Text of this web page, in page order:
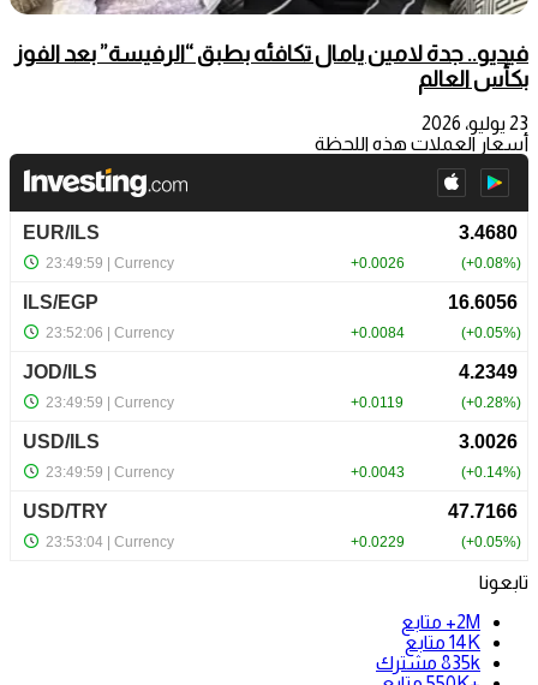
فيديو.. جدة لامين يامال تكافئه بطبق “الرفيسة” بعد الفوز
بكأس العالم
23 يوليو، 2026
أسعار العملات هذه اللحظة
تابعونا
2M+
متابع
14K متابع
835k مشترك